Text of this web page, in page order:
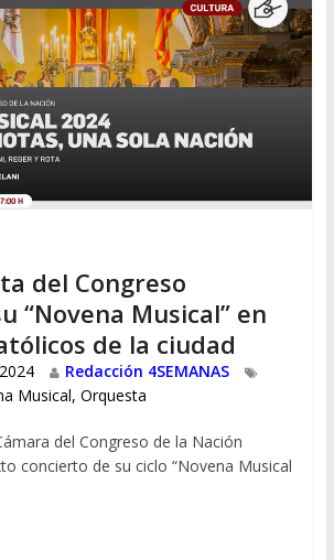
del Congreso
“Novena Musical” en
de la ciudad
Redacción 4SEMANAS
Musical, Orquesta
del Congreso de la Nación
concierto de su ciclo “Novena Musical